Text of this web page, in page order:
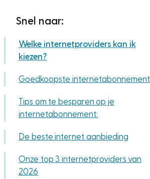
Snel naar:
Welke internetproviders kan ik
kiezen?
Goedkoopste internetabonnement
Tips om te besparen op je
internetabonnement:
De beste internet aanbieding
Onze top 3 internetproviders van
2026